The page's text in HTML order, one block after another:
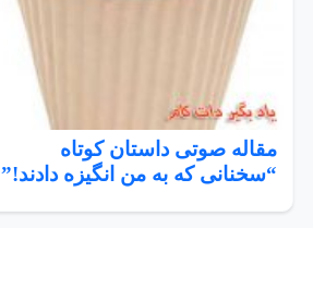
مقاله صوتی داستان کوتاه
“سخنانی که به من انگیزه دادند!”